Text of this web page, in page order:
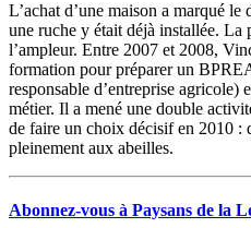
L’achat d’une maison a marqué
une ruche y était déjà installée. La
l’ampleur. Entre 2007 et 2008,
formation pour préparer un
responsable d’entreprise agricole)
métier. Il a mené une double
de faire un choix décisif en 2010 :
pleinement aux abeilles.
Abonnez-vous à Paysans de la